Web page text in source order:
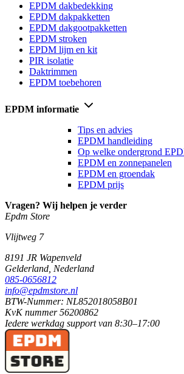
EPDM dakbedekking
EPDM dakpakketten
EPDM dakgootpakketten
EPDM stroken
EPDM lijm en kit
PIR isolatie
Daktrimmen
EPDM toebehoren
EPDM informatie
Tips en advies
EPDM handleiding
Op welke ondergrond
EPDM en zonnepanelen
EPDM en groendak
EPDM prijs
Vragen? Wij helpen je verder
Epdm Store
Vlijtweg 7
8191 JR Wapenveld
Gelderland, Nederland
085-0656812
info@epdmstore.nl
BTW-Nummer: NL852018058B01
KvK nummer 56200862
Iedere werkdag support van 8:30–17:00